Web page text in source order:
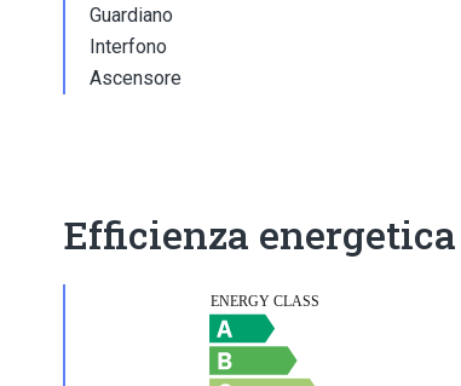
Guardiano
Interfono
Ascensore
Efficienza energetica